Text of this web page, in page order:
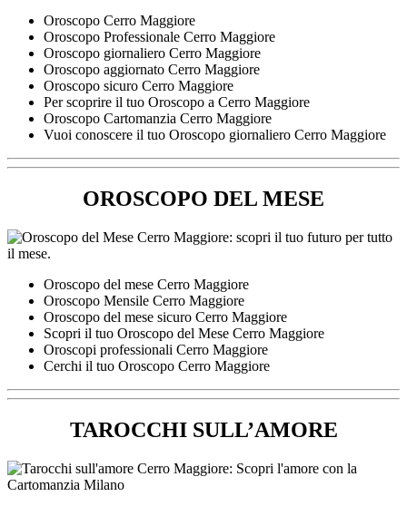
Oroscopo Cerro Maggiore
Oroscopo Professionale Cerro Maggiore
Oroscopo giornaliero Cerro Maggiore
Oroscopo aggiornato Cerro Maggiore
Oroscopo sicuro Cerro Maggiore
Per scoprire il tuo Oroscopo a Cerro Maggiore
Oroscopo Cartomanzia Cerro Maggiore
Vuoi conoscere il tuo Oroscopo giornaliero Cerro Maggiore
OROSCOPO DEL MESE
Oroscopo del mese Cerro Maggiore
Oroscopo Mensile Cerro Maggiore
Oroscopo del mese sicuro Cerro Maggiore
Scopri il tuo Oroscopo del Mese Cerro Maggiore
Oroscopi professionali Cerro Maggiore
Cerchi il tuo Oroscopo Cerro Maggiore
TAROCCHI SULL’AMORE